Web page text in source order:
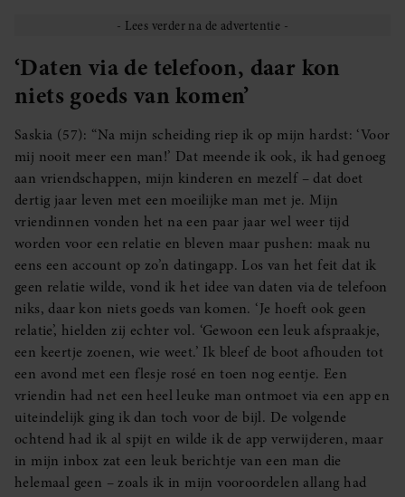
‘Daten via de telefoon, daar kon
niets goeds van komen’
Saskia (57): “Na mijn scheiding riep ik op mijn hardst: ‘Voor
mij nooit meer een man!’ Dat meende ik ook, ik had genoeg
aan vriendschappen, mijn kinderen en mezelf – dat doet
dertig jaar leven met een moeilijke man met je. Mijn
vriendinnen vonden het na een paar jaar wel weer tijd
worden voor een relatie en bleven maar pushen: maak nu
eens een account op zo’n datingapp. Los van het feit dat ik
geen relatie wilde, vond ik het idee van daten via de telefoon
niks, daar kon niets goeds van komen. ‘Je hoeft ook geen
relatie’, hielden zij echter vol. ‘Gewoon een leuk afspraakje,
een keertje zoenen, wie weet.’ Ik bleef de boot afhouden tot
een avond met een flesje rosé en toen nog eentje. Een
vriendin had net een heel leuke man ontmoet via een app en
uiteindelijk ging ik dan toch voor de bijl. De volgende
ochtend had ik al spijt en wilde ik de app verwijderen, maar
in mijn inbox zat een leuk berichtje van een man die
helemaal geen – zoals ik in mijn vooroordelen allang had